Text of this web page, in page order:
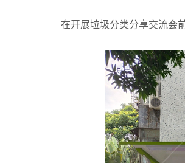
在开展垃圾分类分享交流会